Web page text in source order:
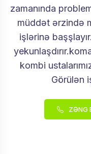
zamanında
müddət ərzində
işlərinə
kombi
Görülən
ZƏNG